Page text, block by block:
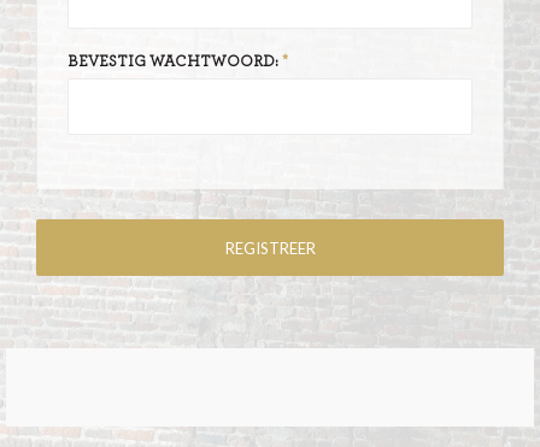
BEVESTIG WACHTWOORD: